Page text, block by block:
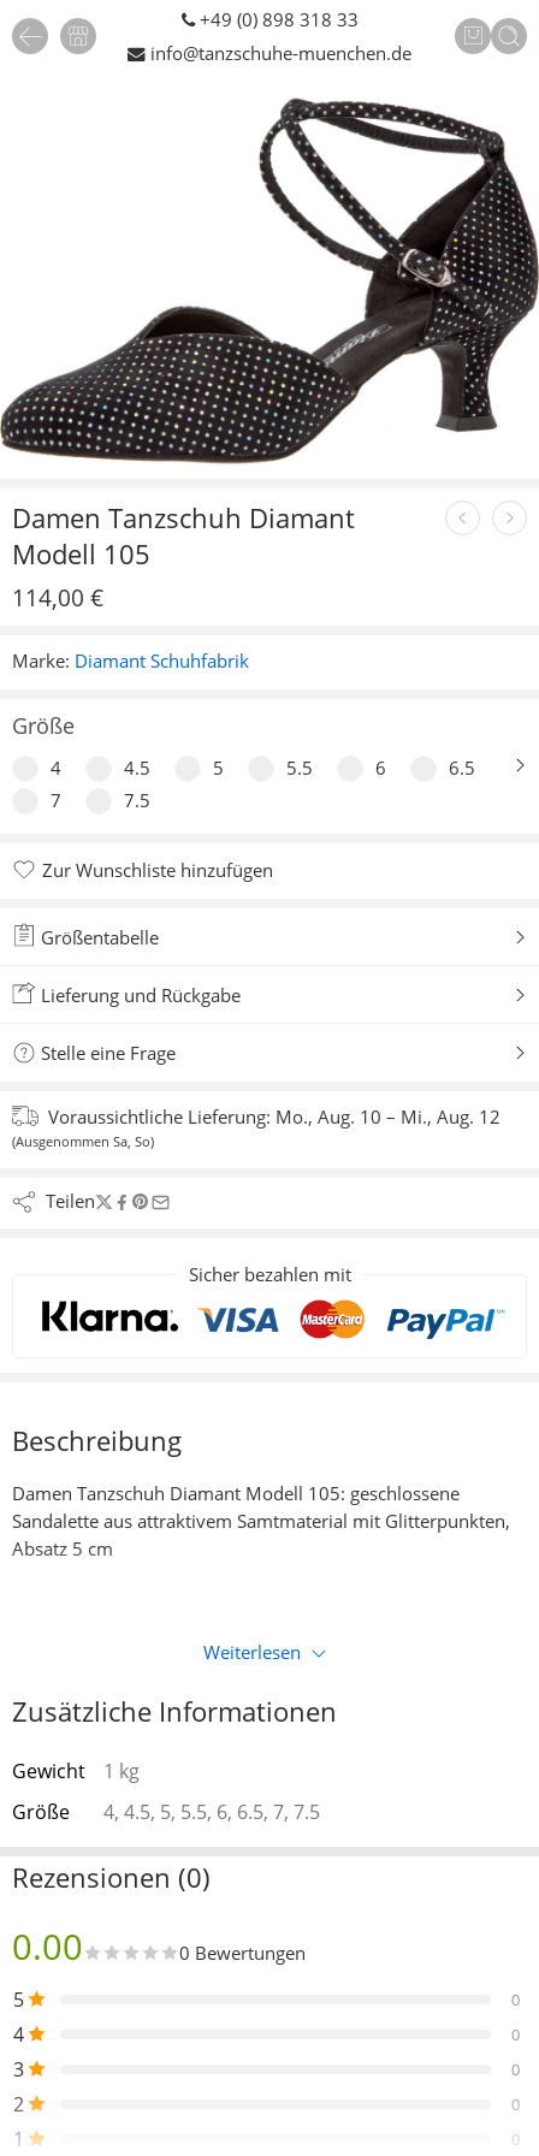
+49 (0) 898 318 33
info@tanzschuhe-muenchen.de
Damen Tanzschuh Diamant
Modell 105
114,00 €
Marke: Diamant Schuhfabrik
Größe
4 4.5 5 5.5 6
6.5
7
7.5
Zur Wunschliste hinzufügen
Größentabelle
Lieferung und Rückgabe
Stelle eine Frage
Voraussichtliche Lieferung: Mo., Aug. 10 – Mi., Aug. 12
(Ausgenommen Sa, So)
Teilen
Sicher bezahlen mit
Beschreibung
Damen Tanzschuh Diamant Modell 105: geschlossene
Sandalette aus attraktivem Samtmaterial mit Glitterpunkten,
Absatz 5 cm
Weiterlesen
Zusätzliche Informationen
Gewicht
1 kg
Größe
4, 4.5, 5, 5.5, 6, 6.5, 7, 7.5
Rezensionen (0)
0.00 0 Bewertungen
5 0
4 0
3 0
2 0
1 0